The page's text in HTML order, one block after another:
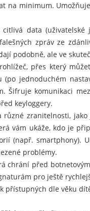
na minimum.
data
zpráv ze
podobně, ale ve
přes který
jednoduchém
Šifruje komunikaci
keyloggery.
zranitelnosti,
vám ukáže, kdo je
(např. smartphony).
problémy.
chrání před
pro ještě
dle věku